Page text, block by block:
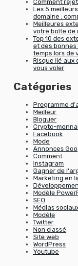
Comment
Les 5
domaine :
Meilleures
votre boîte de
Top 10 des
et des
temps lors de
Risque lié aux
vous voler
Catégories
Programme
Meilleur
Bloguer
Crypto-
Facebook
Mode
Annonces
Comment
Instagram
Gagner de
Marketing en
Modèle
SEO
Médias
Modèle
Twitter
Non classé
Site web
WordPress
Youtube